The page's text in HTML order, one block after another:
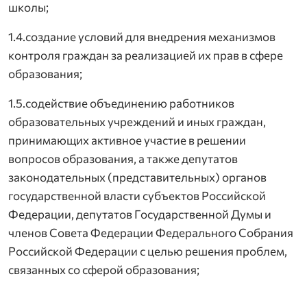
школы;
1.4.создание условий для внедрения механизмов
контроля граждан за реализацией их прав в сфере
образования;
1.5.содействие объединению работников
образовательных учреждений и иных граждан,
принимающих активное участие в решении
вопросов образования, а также депутатов
законодательных (представительных) органов
государственной власти субъектов Российской
Федерации, депутатов Государственной Думы и
членов Совета Федерации Федерального Собрания
Российской Федерации с целью решения проблем,
связанных со сферой образования;